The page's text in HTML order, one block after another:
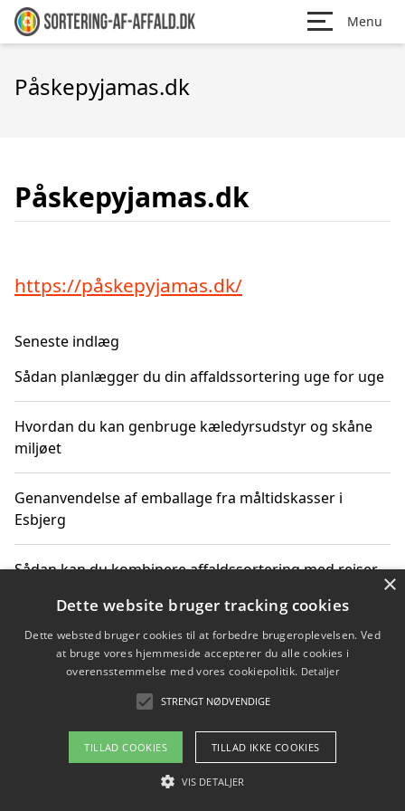
Menu
Påskepyjamas.dk
Påskepyjamas.dk
https://påskepyjamas.dk/
Seneste indlæg
Sådan planlægger du din affaldssortering uge for uge
Hvordan du kan genbruge kæledyrsudstyr og skåne
miljøet
Genanvendelse af emballage fra måltidskasser i
Esbjerg
Sådan kan du kombinere affaldssortering med rejser
Hvordan affaldssortering kan bidrage til co2 reduktion
Om / kontakt
Blog Betingelser
×
Dette website bruger tracking cookies
Dette websted bruger cookies til at forbedre brugeroplevelsen. Ved
at bruge vores hjemmeside accepterer du alle cookies i
overensstemmelse med vores cookiepolitik. Detaljer
STRENGT NØDVENDIGE
TILLAD COOKIES TILLAD IKKE COOKIES
VIS DETALJER